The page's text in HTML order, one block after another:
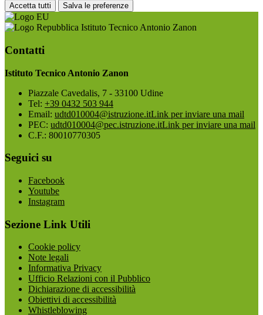
Accetta tutti Salva le preferenze
Istituto Tecnico Antonio Zanon
Contatti
Istituto Tecnico Antonio Zanon
Piazzale Cavedalis, 7 - 33100 Udine
Tel: +39 0432 503 944
Email: udtd010004@istruzione.itLink per inviare una mail
PEC: udtd010004@pec.istruzione.itLink per inviare una mail
C.F.: 80010770305
Seguici su
Facebook
Youtube
Instagram
Sezione Link Utili
Cookie policy
Note legali
Informativa Privacy
Ufficio Relazioni con il Pubblico
Dichiarazione di accessibilità
Obiettivi di accessibilità
Whistleblowing